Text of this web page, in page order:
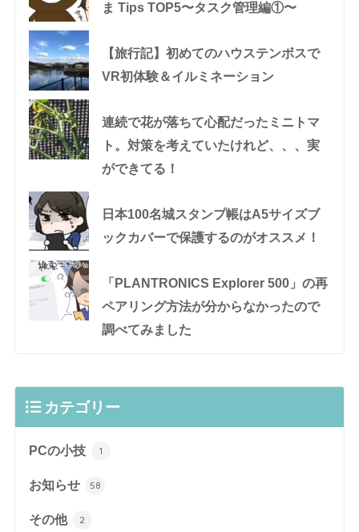
ま Tips TOP5〜タスク管理編①〜
【旅行記】初めてのハウステンボスで
VR初体験＆イルミネーション
連続で花が落ちて心配だったミニトマ
ト。対策を考えていたけれど、、、実
ができてる！
日本100名城スタンプ帳はA5サイズブ
ックカバーで保護するのがオススメ！
「PLANTRONICS Explorer 500」の再
ペアリング方法が分からなかったので
調べてみました
カテゴリー
PCの小技 1
お知らせ 58
その他 2